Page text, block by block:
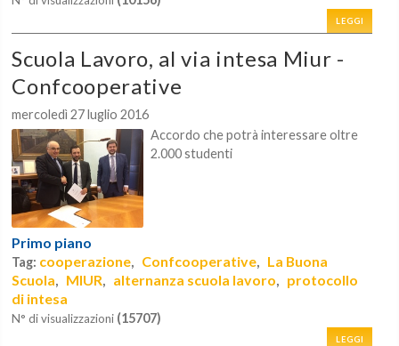
LEGGI
Scuola Lavoro, al via intesa Miur -
Confcooperative
mercoledì 27 luglio 2016
Accordo che potrà interessare oltre
2.000 studenti
Primo piano
Tag: cooperazione, Confcooperative, La Buona
Scuola, MIUR, alternanza scuola lavoro, protocollo
di intesa
N° di visualizzazioni (15707)
LEGGI